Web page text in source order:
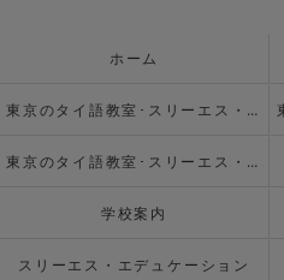
ホーム
東京のタイ語教室･スリーエス・エデュケーションの口コミ情報
東京のタイ語教室･スリーエス・エデュケーションのお客様の声
学校案内
スリーエス・エデュケーション